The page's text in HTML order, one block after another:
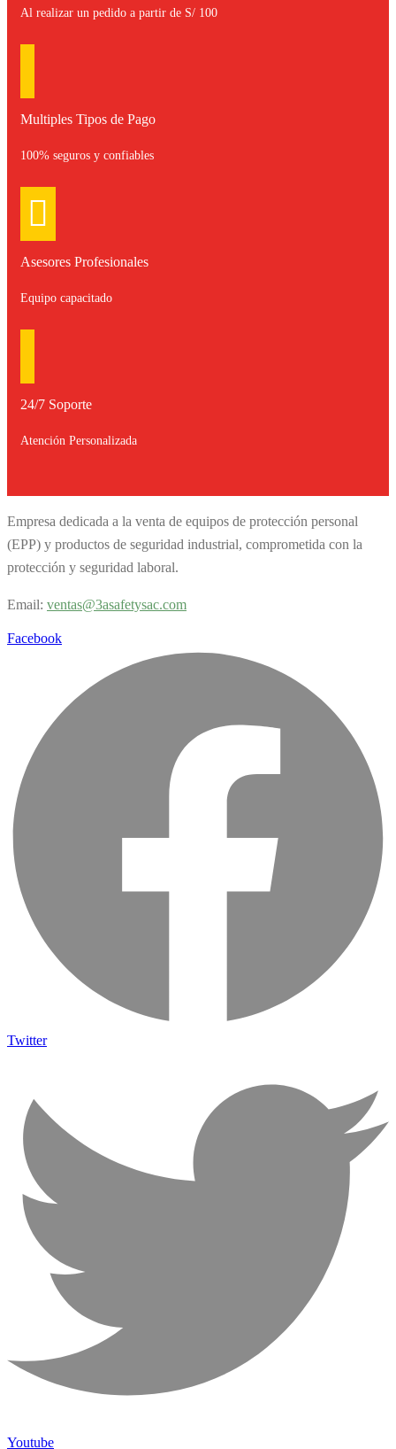
Al realizar un pedido a partir de S/ 100
Multiples Tipos de Pago
100% seguros y confiables
Asesores Profesionales
Equipo capacitado
24/7 Soporte
Atención Personalizada
Empresa dedicada a la venta de equipos de protección personal
(EPP) y productos de seguridad industrial, comprometida con la
protección y seguridad laboral.
Email: ventas@3asafetysac.com
Facebook
Twitter
Youtube